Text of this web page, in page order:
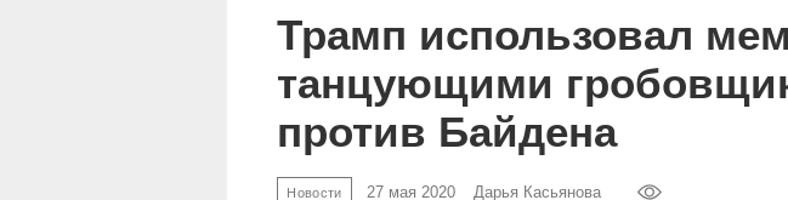
Трамп использовал
танцующими
против Байдена
Новости 27 мая 2020 Дарья Касьянова